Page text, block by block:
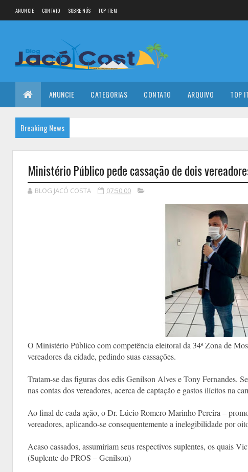
ANUNCIE CONTATO SOBRE NÓS TOP ITEM
ANUNCIE CATEGORIAS CONTATO ARQUIVO TOP
Breaking News
Ministério Público pede cassação de dois
BLOG JACÓ COSTA 07:50:00
O Ministério Público com competência eleitoral da 34ª Zona de
vereadores da cidade, pedindo suas cassações.
Tratam-se das figuras dos edis Genilson Alves e Tony Fernandes.
nas contas dos vereadores, acerca de captação e gastos ilícitos na
Ao final de cada ação, o Dr. Lúcio Romero Marinho Pereira –
vereadores, aplicando-se consequentemente a inelegibilidade por
Acaso cassados, assumiriam seus respectivos suplentes, os quais
(Suplente do PROS – Genilson)